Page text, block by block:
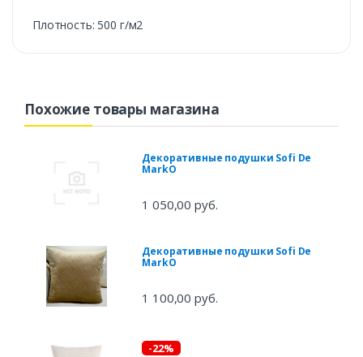
Плотность: 500 г/м2
Похожие товары магазина
Декоративные подушки Sofi De
MarkO
1 050,00 руб.
Декоративные подушки Sofi De
MarkO
1 100,00 руб.
-22%